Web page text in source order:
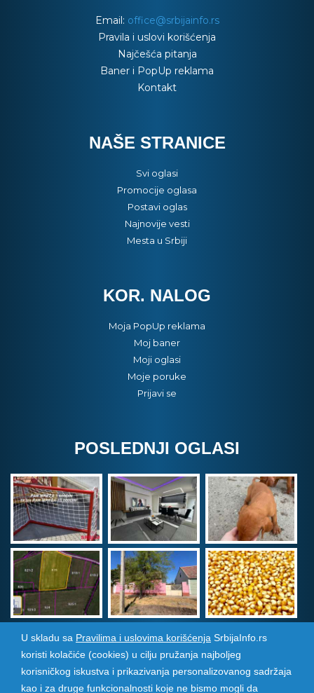
Email: office@srbijainfo.rs
Pravila i uslovi korišćenja
Najčešća pitanja
Baner i PopUp reklama
Kontakt
NAŠE STRANICE
Svi oglasi
Promocije oglasa
Postavi oglas
Najnovije vesti
Mesta u Srbiji
KOR. NALOG
Moja PopUp reklama
Moj baner
Moji oglasi
Moje poruke
Prijavi se
POSLEDNJI OGLASI
Srbija Info©2026. Sva prava zadržana. Pogledajte i
pozarevacinfo.rs
U skladu sa Pravilima i uslovima korišćenja SrbijaInfo.rs
koristi kolačiće (cookies) u cilju pružanja najboljeg
korisničkog iskustva i prikazivanja personalizovanog sadržaja
kao i za druge funkcionalnosti koje ne bismo mogli da